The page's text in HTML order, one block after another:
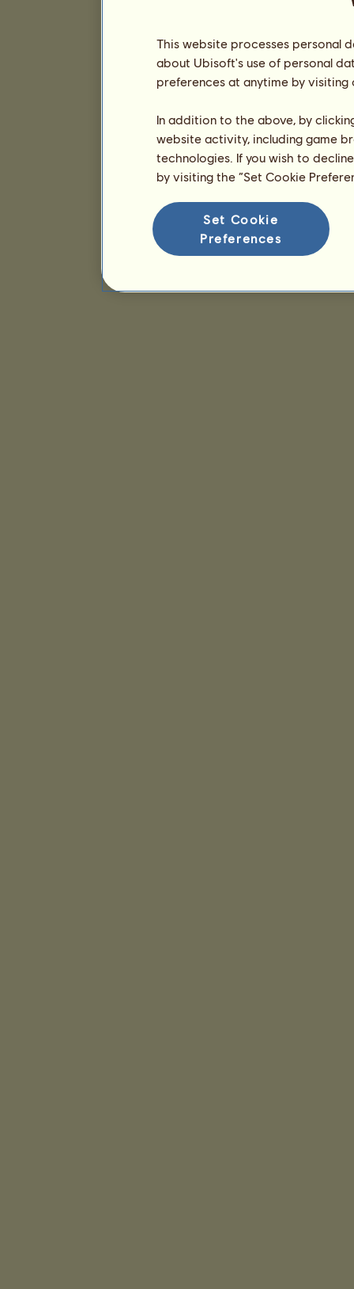
This website processes personal
about Ubisoft's use of personal
preferences at anytime by
In addition to the above, by
website activity, including game
technologies. If you wish to
by visiting the “Set Cookie
Set Cookie
Preferences